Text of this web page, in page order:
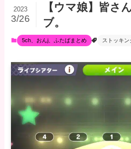
【ウマ娘】皆
ブ。
2023
3/26
5ch、おんj、ふたばまとめ ストッキン